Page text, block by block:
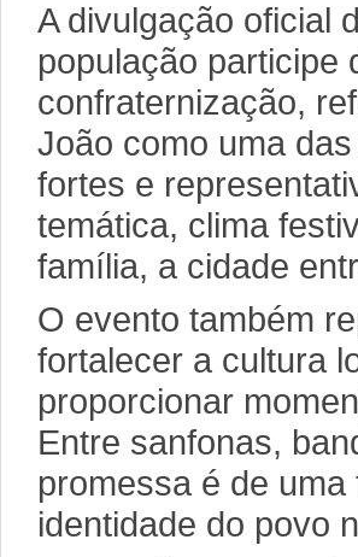
A divulgação oficial
população participe
confraternização,
João como uma
fortes e
temática, clima
família, a cidade
O evento também
fortalecer a cultura
proporcionar
Entre sanfonas,
promessa é de
identidade do povo